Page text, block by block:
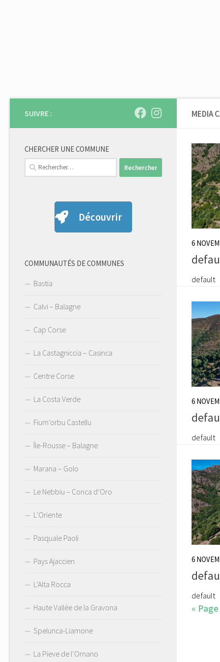
MEDIA
6
default
6
default
6
default
«
SUIVRE :
CHERCHER UNE COMMUNE
Rechercher :
Découvrir
COMMUNAUTÉS DE COMMUNES
Bastia
Calvi – Balagne
Cap Corse
La Castagniccia – Casinca
Centre Corse
La Costa Verde
Fium’orbu Castellu
Île-Rousse – Balagne
Marana – Golo
Le Nebbiu – Conca d’Oro
L’Oriente
Pasquale Paoli
Pays Ajaccien
L’Alta Rocca
Haute Vallée de la Gravona
Spelunca-Liamone
La Pieve de l’Ornano